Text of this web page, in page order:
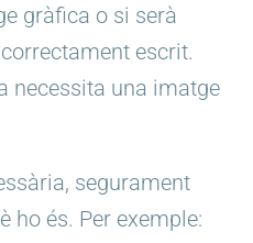
gràfica o si serà
escrit.
necessita una imatge
segurament
ho és. Per exemple: